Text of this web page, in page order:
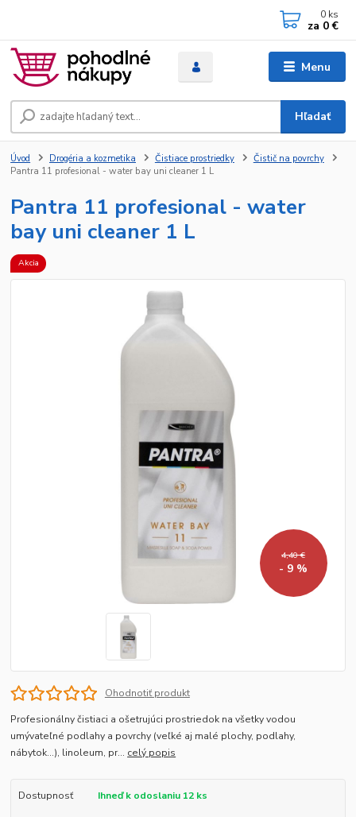
Menu
Hľadať
0 ks
za 0 €
Úvod Drogéria a kozmetika Čistiace prostriedky
Čistič na povrchy
Pantra 11 profesional - water bay uni cleaner 1 L
Pantra 11 profesional - water
bay uni cleaner 1 L
Akcia
4,40 €
- 9 %
Ohodnotiť produkt
Profesionálny čistiaci a ošetrujúci prostriedok na všetky vodou
umývateľné podlahy a povrchy (veľké aj malé plochy, podlahy,
nábytok...), linoleum, pr... celý popis
Dostupnosť Ihneď k odoslaniu 12 ks